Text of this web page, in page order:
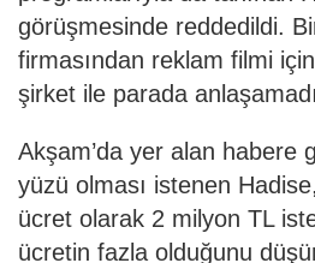
görüşmesinde reddedildi.
firmasından reklam filmi
şirket ile parada
Akşam’da yer alan habere
yüzü olması istenen
ücret olarak 2 milyon TL
ücretin fazla olduğunu